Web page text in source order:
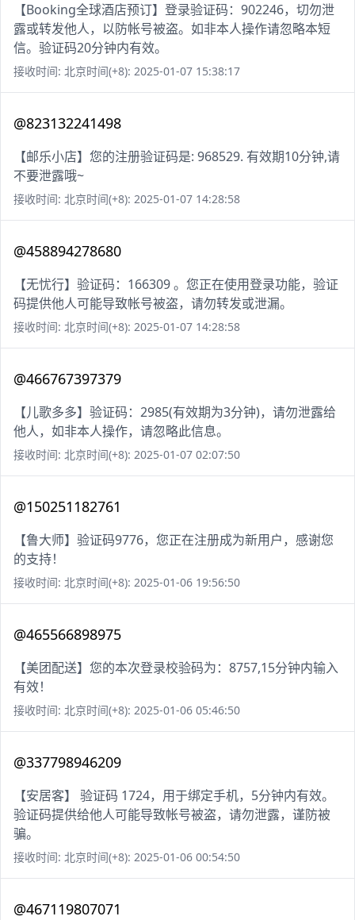
【Booking全球酒店预订】登录验证码：902246，切勿泄
露或转发他人，以防帐号被盗。如非本人操作请忽略本短
信。验证码20分钟内有效。
接收时间: 北京时间(+8): 2025-01-07 15:38:17
@823132241498
【邮乐小店】您的注册验证码是: 968529. 有效期10分钟,请
不要泄露哦~
接收时间: 北京时间(+8): 2025-01-07 14:28:58
@458894278680
【无忧行】验证码：166309 。您正在使用登录功能，验证
码提供他人可能导致帐号被盗，请勿转发或泄漏。
接收时间: 北京时间(+8): 2025-01-07 14:28:58
@466767397379
【儿歌多多】验证码：2985(有效期为3分钟)，请勿泄露给
他人，如非本人操作，请忽略此信息。
接收时间: 北京时间(+8): 2025-01-07 02:07:50
@150251182761
【鲁大师】验证码9776，您正在注册成为新用户，感谢您
的支持！
接收时间: 北京时间(+8): 2025-01-06 19:56:50
@465566898975
【美团配送】您的本次登录校验码为：8757,15分钟内输入
有效！
接收时间: 北京时间(+8): 2025-01-06 05:46:50
@337798946209
【安居客】 验证码 1724，用于绑定手机，5分钟内有效。
验证码提供给他人可能导致帐号被盗，请勿泄露，谨防被
骗。
接收时间: 北京时间(+8): 2025-01-06 00:54:50
@467119807071